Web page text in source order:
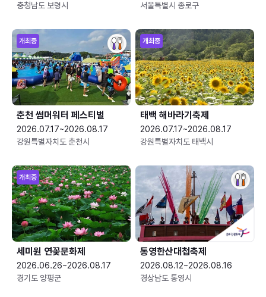
충청남도 보령시
서울특별시 종로구
개최중
춘천 썸머워터 페스티벌
2026.07.17~2026.08.17
강원특별자치도 춘천시
개최중
태백 해바라기축제
2026.07.17~2026.08.17
강원특별자치도 태백시
개최중
세미원 연꽃문화제
2026.06.26~2026.08.17
경기도 양평군
통영한산대첩축제
2026.08.12~2026.08.16
경상남도 통영시